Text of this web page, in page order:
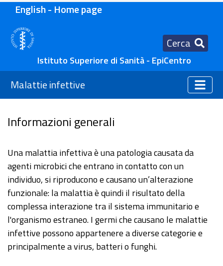
English - Home page
Cerca
Istituto Superiore di Sanità - EpiCentro
Malattie infettive
Informazioni generali
Una malattia infettiva è una patologia causata da
agenti microbici che entrano in contatto con un
individuo, si riproducono e causano un’alterazione
funzionale: la malattia è quindi il risultato della
complessa interazione tra il sistema immunitario e
l'organismo estraneo. I germi che causano le malattie
infettive possono appartenere a diverse categorie e
principalmente a virus, batteri o funghi.